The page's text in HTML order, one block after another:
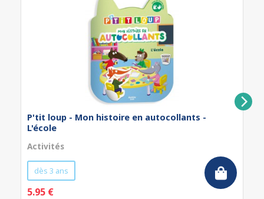
P'tit loup - Mon histoire en autocollants -
L'école
Activités
dès 3 ans
5.95 €